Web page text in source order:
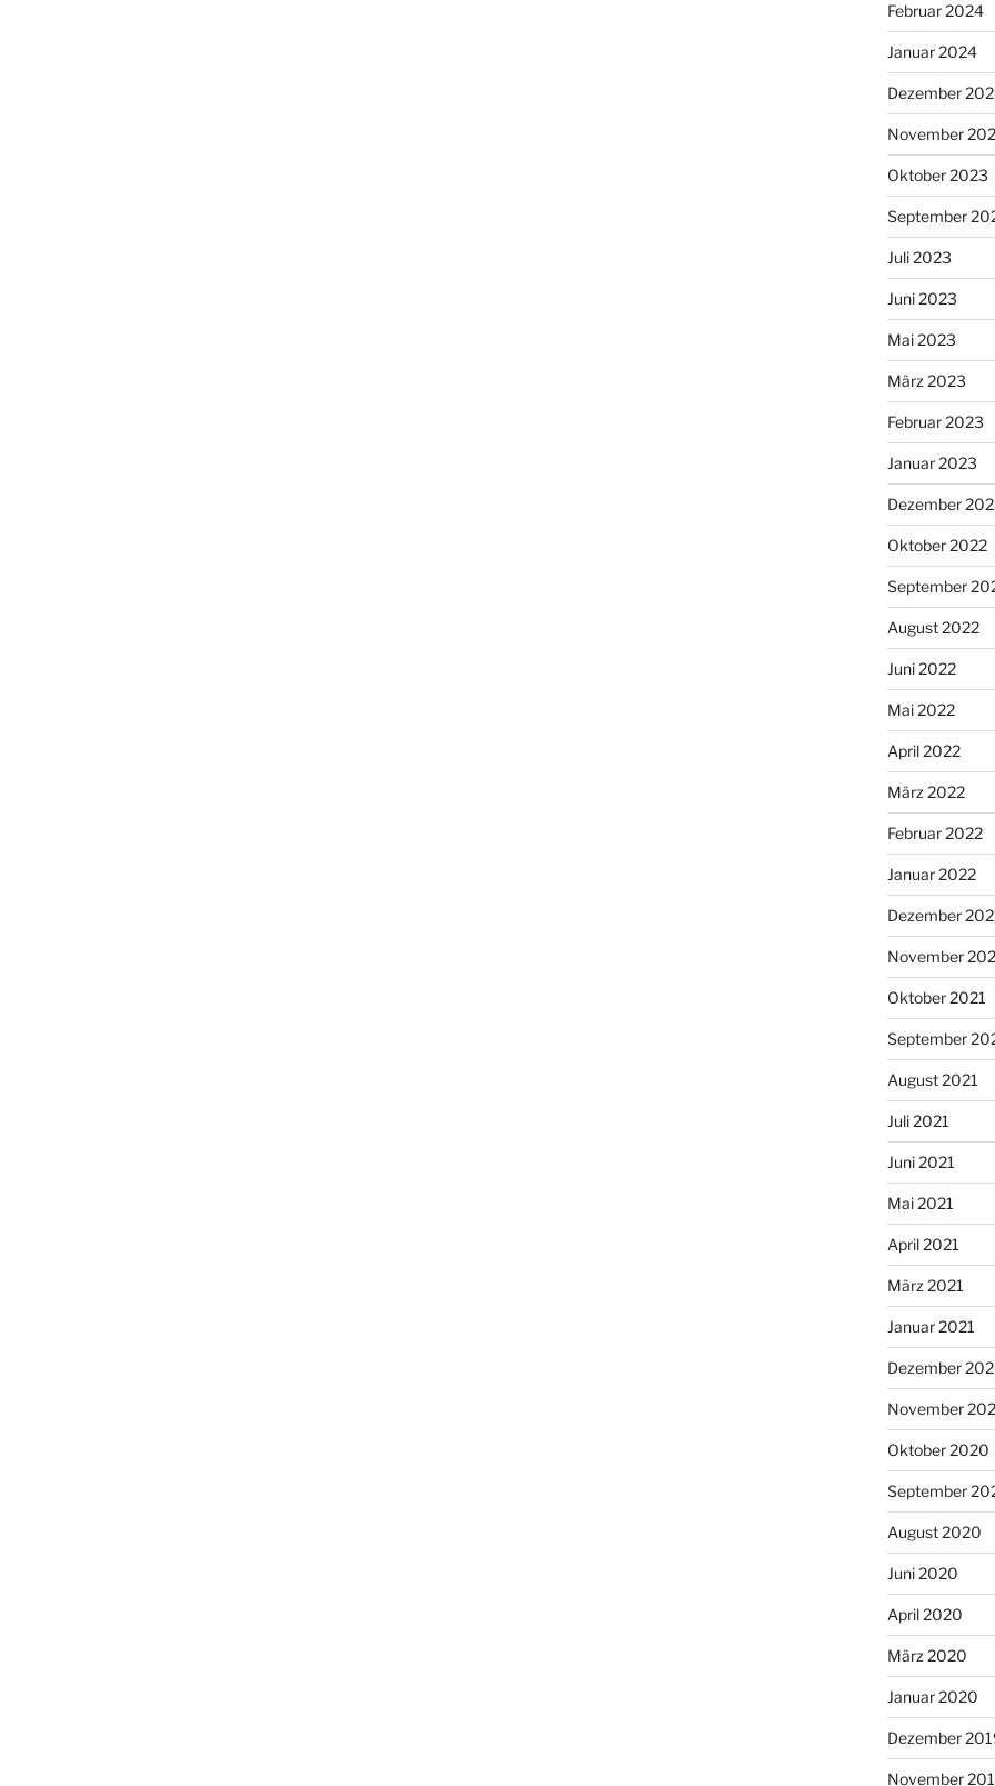
Februar 2024
Januar 2024
Dezember
November
Oktober 2023
September
Juli 2023
Juni 2023
Mai 2023
März 2023
Februar 2023
Januar 2023
Dezember
Oktober 2022
September
August 2022
Juni 2022
Mai 2022
April 2022
März 2022
Februar 2022
Januar 2022
Dezember
November
Oktober 2021
September
August 2021
Juli 2021
Juni 2021
Mai 2021
April 2021
März 2021
Januar 2021
Dezember
November
Oktober 2020
September
August 2020
Juni 2020
April 2020
März 2020
Januar 2020
Dezember
November